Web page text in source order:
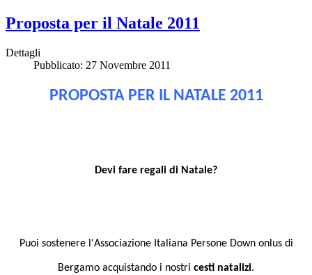
Proposta per il Natale 2011
Dettagli
Pubblicato: 27 Novembre 2011
PROPOSTA PER IL NATALE 2011
Devi fare regali di Natale?
Puoi sostenere l'Associazione Italiana Persone Down onlus di
Bergamo acquistando i nostri cesti natalizi.